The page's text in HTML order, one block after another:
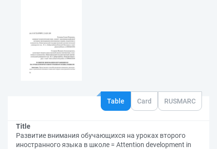
Table Card RUSMARC
Title
Развитие внимания обучающихся на уроках второго
иностранного языка в школе = Attention development in